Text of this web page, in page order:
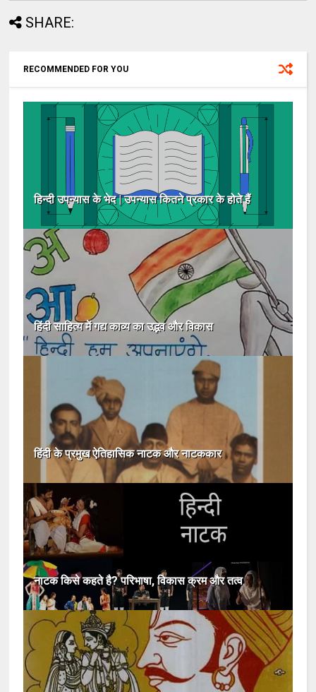
SHARE:
RECOMMENDED FOR YOU
हिन्दी उपन्यास के भेद | उपन्यास कितने प्रकार के होते हैं
हिंदी साहित्य में गद्य काव्य का उद्भव और विकास
हिंदी के प्रमुख ऐतिहासिक नाटक और नाटककार
नाटक किसे कहते है? परिभाषा, विकास क्रम और तत्व